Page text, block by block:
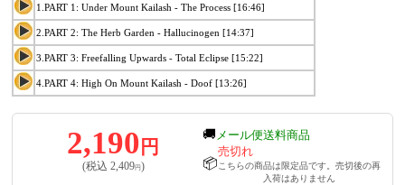
1.PART 1: Under Mount Kailash - The Process [16:46]
2.PART 2: The Herb Garden - Hallucinogen [14:37]
3.PART 3: Freefalling Upwards - Total Eclipse [15:22]
4.PART 4: High On Mount Kailash - Doof [13:26]
2,190 円
(税込 2,409円)
🚚 メール便送料商品
📦
売切れ
こちらの商品は限定品です。売切後の再
入荷はありません